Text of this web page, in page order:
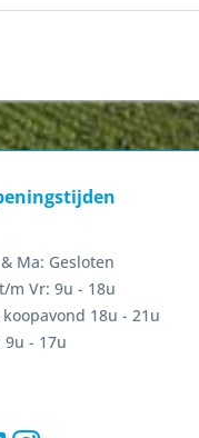
Ma: Gesloten
m Vr: 9u - 18u
koopavond 18u - 21u
9u - 17u